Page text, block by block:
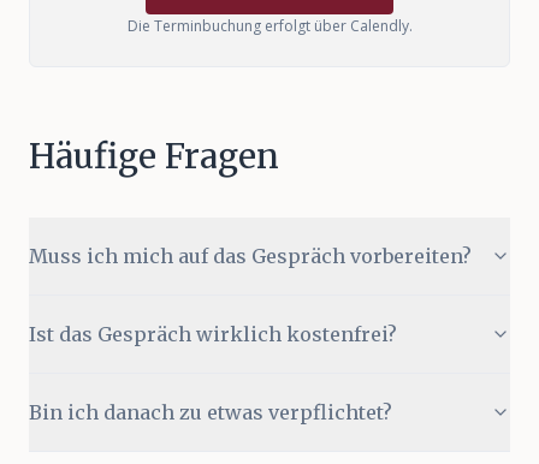
Die Terminbuchung erfolgt über Calendly.
Häufige Fragen
Muss ich mich auf das Gespräch vorbereiten?
Ist das Gespräch wirklich kostenfrei?
Bin ich danach zu etwas verpflichtet?